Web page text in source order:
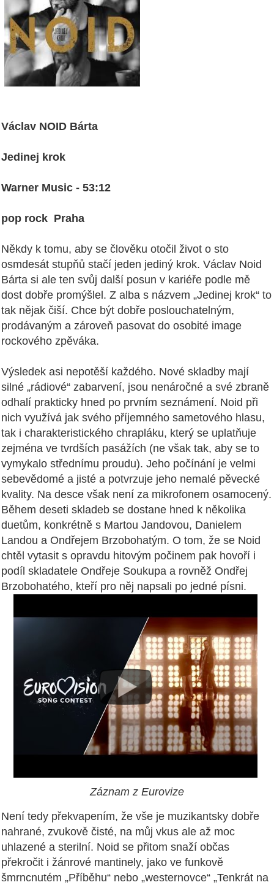
Václav NOID Bárta
Jedinej krok
Warner Music - 53:12
pop rock Praha
Někdy k tomu, aby se člověku otočil život o sto
osmdesát stupňů stačí jeden jediný krok. Václav Noid
Bárta si ale ten svůj další posun v kariéře podle mě
dost dobře promýšlel. Z alba s názvem „Jedinej krok“ to
tak nějak čiší. Chce být dobře poslouchatelným,
prodávaným a zároveň pasovat do osobité image
rockového zpěváka.
Výsledek asi nepotěší každého. Nové skladby mají
silné „rádiové“ zabarvení, jsou nenáročné a své zbraně
odhalí prakticky hned po prvním seznámení. Noid při
nich využívá jak svého příjemného sametového hlasu,
tak i charakteristického chrapláku, který se uplatňuje
zejména ve tvrdších pasážích (ne však tak, aby se to
vymykalo střednímu proudu). Jeho počínání je velmi
sebevědomé a jisté a potvrzuje jeho nemalé pěvecké
kvality. Na desce však není za mikrofonem osamocený.
Během deseti skladeb se dostane hned k několika
duetům, konkrétně s Martou Jandovou, Danielem
Landou a Ondřejem Brzobohatým. O tom, že se Noid
chtěl vytasit s opravdu hitovým počinem pak hovoří i
podíl skladatele Ondřeje Soukupa a rovněž Ondřej
Brzobohatého, kteří pro něj napsali po jedné písni.
Záznam z Eurovize
Není tedy překvapením, že vše je muzikantsky dobře
nahrané, zvukově čisté, na můj vkus ale až moc
uhlazené a sterilní. Noid se přitom snaží občas
překročit i žánrové mantinely, jako ve funkově
šmrncnutém „Příběhu“ nebo „westernovce“ „Tenkrát na